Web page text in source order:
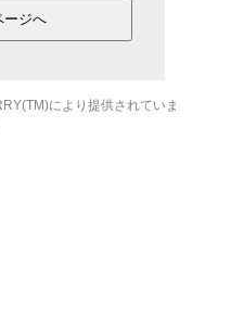
ージへ
により提供されていま